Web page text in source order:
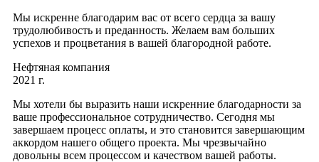
Мы искренне благодарим вас от всего сердца за вашу
трудолюбивость и преданность. Желаем вам больших
успехов и процветания в вашей благородной работе.
Нефтяная компания
2021 г.
Мы хотели бы выразить наши искренние благодарности за
ваше профессиональное сотрудничество. Сегодня мы
завершаем процесс оплаты, и это становится завершающим
аккордом нашего общего проекта. Мы чрезвычайно
довольны всем процессом и качеством вашей работы.